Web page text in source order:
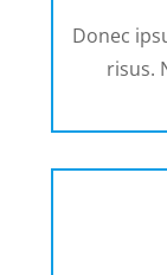
Donec
risus.